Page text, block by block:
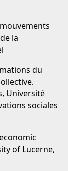
la
du
Université
sociales
of Lucerne,